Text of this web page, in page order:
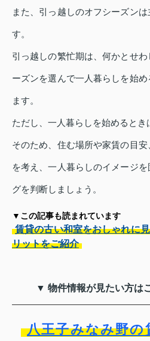
また、引っ越しのオフシーズン
す。
引っ越しの繁忙期は、何かとせ
ーズンを選んで一人暮らしを始
ます。
ただし、一人暮らしを始めるとき
そのため、住む場所や家賃の目
を考え、一人暮らしのイメージ
グを判断しましょう。
▼この記事も読まれています
賃貸の古い和室をおしゃれに
リットをご紹介
▼ 物件情報が見たい方は
八王子みなみ野の